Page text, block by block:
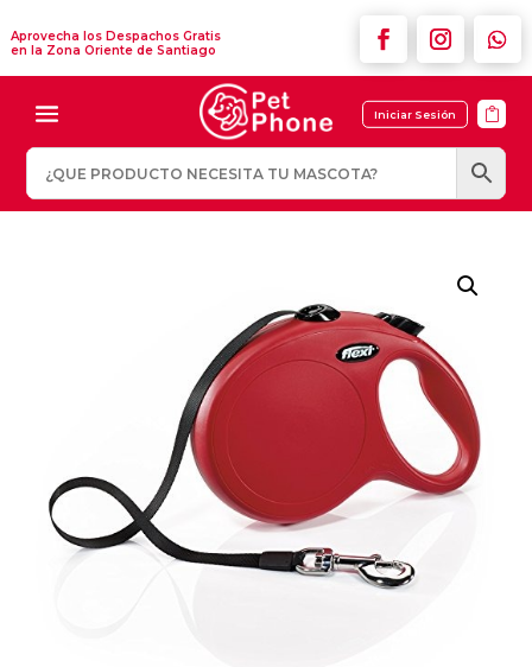
Aprovecha los Despachos Gratis
en la Zona Oriente de Santiago
Iniciar Sesión 